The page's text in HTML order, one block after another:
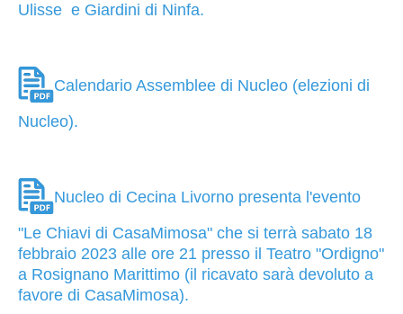
Ulisse e Giardini di Ninfa.
Calendario Assemblee di Nucleo (elezioni di
Nucleo).
Nucleo di Cecina Livorno presenta l'evento
"Le Chiavi di CasaMimosa" che si terrà sabato 18
febbraio 2023 alle ore 21 presso il Teatro "Ordigno"
a Rosignano Marittimo (il ricavato sarà devoluto a
favore di CasaMimosa).